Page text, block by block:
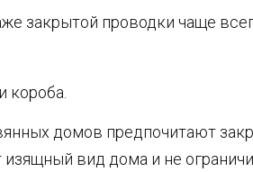
закрытой проводки чаще
короба.
домов предпочитают
изящный вид дома и не